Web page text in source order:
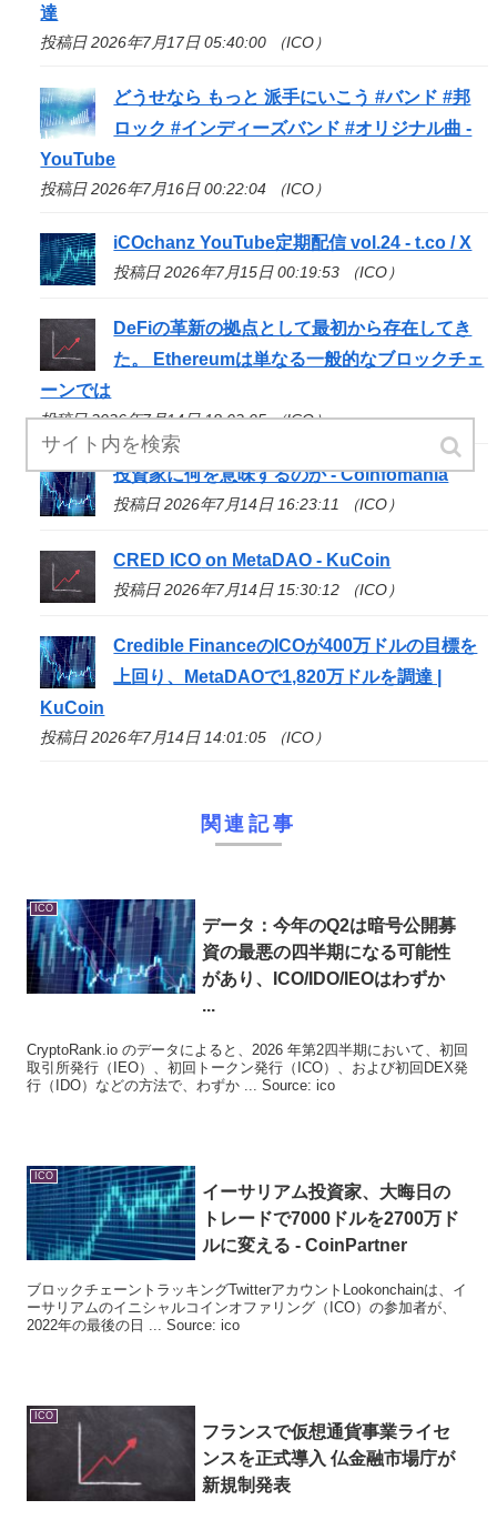
達
投稿日 2026年7月17日 05:40:00 （ICO）
どうせなら もっと 派手にいこう #バンド #邦
ロック #インディーズバンド #オリジナル曲 -
YouTube
投稿日 2026年7月16日 00:22:04 （ICO）
iCOchanz YouTube定期配信 vol.24 - t.co / X
投稿日 2026年7月15日 00:19:53 （ICO）
DeFiの革新の拠点として最初から存在してき
た。 Ethereumは単なる一般的なブロックチェ
ーンでは
投稿日 2026年7月14日 18:02:05 （ICO）
投資家に何を意味するのか - Coinfomania
投稿日 2026年7月14日 16:23:11 （ICO）
CRED ICO on MetaDAO - KuCoin
投稿日 2026年7月14日 15:30:12 （ICO）
Credible Financeの ICOが400万ドルの目標を
上回り、MetaDAOで1,820万ドルを調達 |
KuCoin
投稿日 2026年7月14日 14:01:05 （ICO）
関連記事
ICO
データ：今年のQ2は暗号公開募
資の最悪の四半期になる可能性
があり、
ICO/IDO/IEOはわずか
...
CryptoRank.io のデータによると、2026 年第2四半期において、初回
取引所発行（IEO）、初回トークン発行（ICO）、および初回DEX発
行（IDO）などの方法で、わずか ... Source: ico
ICO
イーサリアム投資家、大晦日の
トレードで7000ドルを2700万ド
ルに変える - CoinPartner
ブロックチェーントラッキングTwitterアカウントLookonchainは、イ
ーサリアムのイニシャルコインオファリング（ICO）の参加者が、
2022年の最後の日 ... Source: ico
ICO
フランスで仮想通貨事業ライセ
ンスを正式導入 仏金融市場庁が
新規制発表